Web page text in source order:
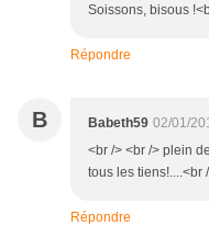
Soissons, bisous
Répondre
B Babeth59 02/01/
<br /> <br /> plein
tous les tiens!....<br
Répondre